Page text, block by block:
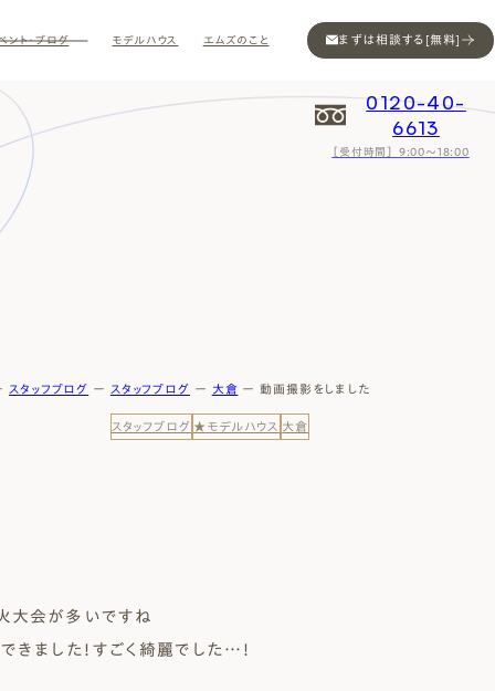
ファーストプラン
エコ・ユニット
Nature ECO UNIT.
付 (ビルトインガレージ)
ント・ブログ
スタッフブログ
Staff Blog
モデルハウス エムズのこと
0120-40-
6613
［受付時間］ 9:00～18:00
まずは相談する[無料]
スタッフブログ ー スタッフブログ ー 大倉 ー動画撮影をしました
スタッフブログ ★モデルハウス 大倉
大会が多いですね
きました！すごく綺麗でした…！